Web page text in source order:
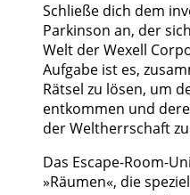
Schließe dich dem
Parkinson an, der
Welt der Wexell
Aufgabe ist es,
Rätsel zu lösen, um
entkommen und
der Weltherrschaft
Das Escape-Room-
»Räumen«, die